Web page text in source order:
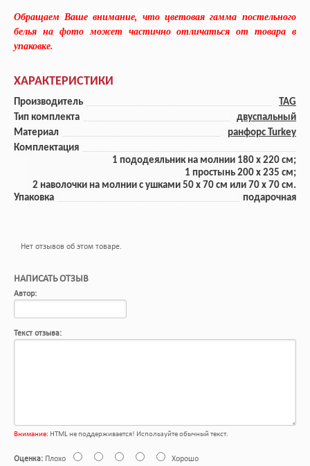
Обращаем Ваше внимание, что цветовая гамма постельного
белья на фото может частично отличаться от товара в
упаковке.
ХАРАКТЕРИСТИКИ
Производитель
TAG
Тип комплекта
двуспальный
Материал
ранфорс Turkey
Комплектация
1 пододеяльник на молнии 180 x 220 см;
1 прoстынь 200 x 235 см;
2 наволочки на молнии с ушками 50 x 70 см или 70 x 70 см.
Упаковка
подарочная
Нет отзывов об этом товаре.
НАПИСАТЬ ОТЗЫВ
Автор:
Текст отзыва:
Внимание: HTML не поддерживается! Используйте обычный текст.
Оценка: Плохо Хорошо